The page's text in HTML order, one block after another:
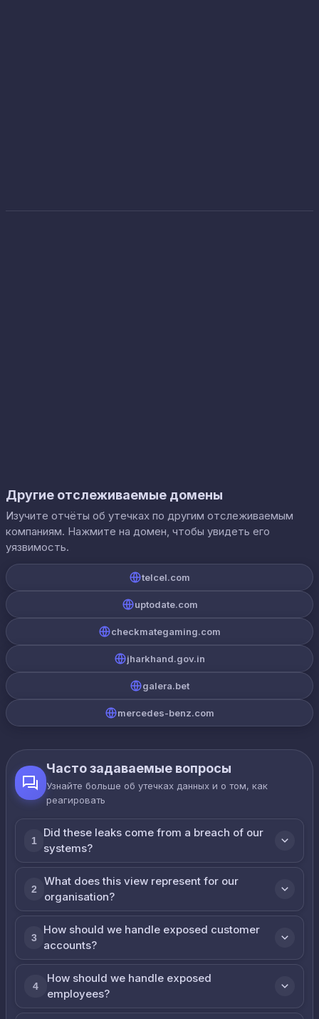
Другие отслеживаемые домены
Изучите отчёты об утечках по другим отслеживаемым
компаниям. Нажмите на домен, чтобы увидеть его
уязвимость.
telcel.com
uptodate.com
checkmategaming.com
jharkhand.gov.in
galera.bet
mercedes-benz.com
Часто задаваемые вопросы
Узнайте больше об утечках данных и о том, как
реагировать
1
Did these leaks come from a breach of our
systems?
2
What does this view represent for our
organisation?
3
How should we handle exposed customer
accounts?
4
How should we handle exposed
employees?